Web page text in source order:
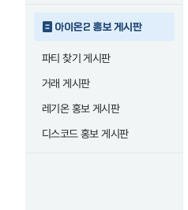
아이온2 홍보 게시판
파티 찾기 게시판
거래 게시판
레기온 홍보 게시판
디스코드 홍보 게시판